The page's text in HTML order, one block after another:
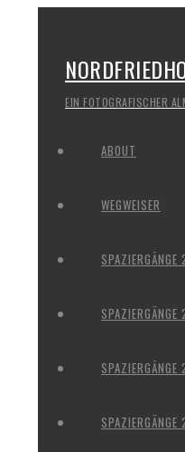
EIN FOTOGRAFISCHER
ABOUT
WEGWEISER